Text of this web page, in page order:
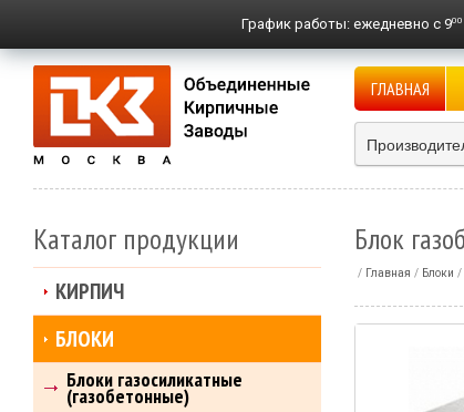
График работы: ежедневно с 900
ГЛАВНАЯ
Блок
Главная Блоки
Каталог продукции
КИРПИЧ
БЛОКИ
Блоки газосиликатные
(газобетонные)